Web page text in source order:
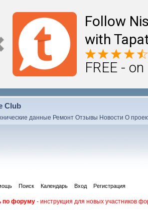
Follow
with
FREE -
Club
данные Ремонт Отзывы Новости О
Поиск Календарь Вход Регистрация
по форуму - инструкция для новых участников